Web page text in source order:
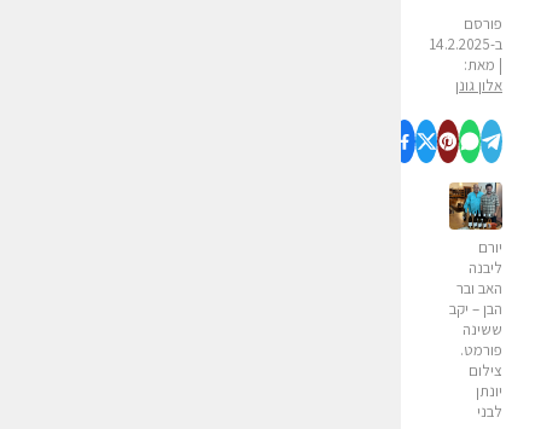
פורסם
ב-14.2.2025
| מאת:
אלון גונן
יורם
ליבנה
האב ובר
הבן – יקב
ששינה
פורמט.
צילום
יונתן
לבני